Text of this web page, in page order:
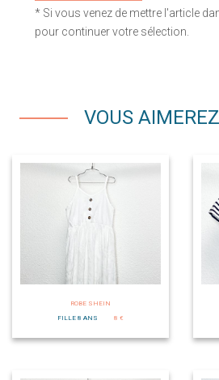
* Si vous venez de mettre l'article
pour continuer votre sélection.
VOUS
ROBE SHEIN
FILLE 8 ANS
8 €